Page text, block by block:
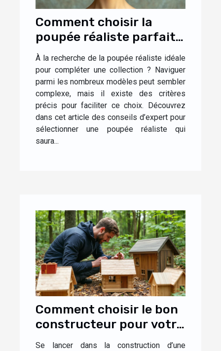
Comment choisir la
poupée réaliste parfaite
pour votre collection ?
À la recherche de la poupée réaliste idéale
pour compléter une collection ? Naviguer
parmi les nombreux modèles peut sembler
complexe, mais il existe des critères
précis pour faciliter ce choix. Découvrez
dans cet article des conseils d’expert pour
sélectionner une poupée réaliste qui
saura...
Comment choisir le bon
constructeur pour votre
maison en bois ?
Se lancer dans la construction d’une